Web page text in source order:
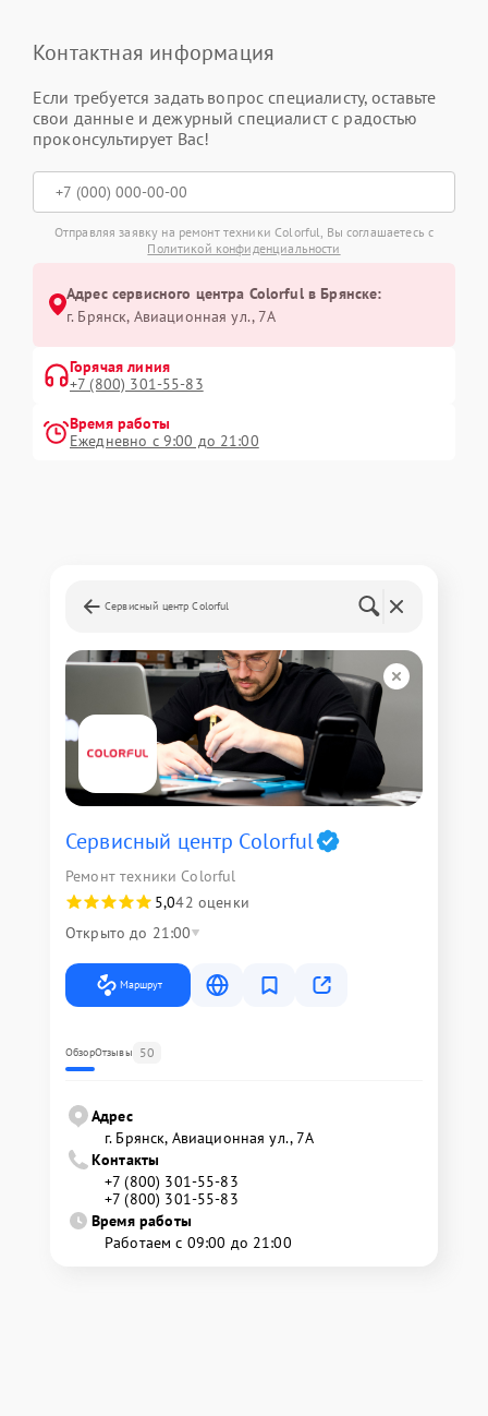
Контактная информация
Если требуется задать вопрос специалисту, оставьте
свои данные и дежурный специалист с радостью
проконсультирует Вас!
Отправляя заявку на ремонт техники Colorful, Вы соглашаетесь с
Политикой конфиденциальности
Адрес сервисного центра Colorful в Брянске:
г. Брянск, Авиационная ул., 7А
Горячая линия
+7 (800) 301-55-83
Время работы
Ежедневно с 9:00 до 21:00
Сервисный центр Colorful
Сервисный центр Colorful
Ремонт техники Colorful
5,042 оценки
Открыто до 21:00
Маршрут
ОбзорОтзывы 50
Адрес
г. Брянск, Авиационная ул., 7А
Контакты
+7 (800) 301-55-83
+7 (800) 301-55-83
Время работы
Работаем с 09:00 до 21:00